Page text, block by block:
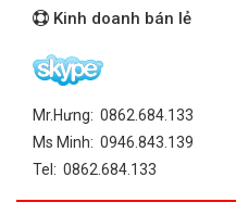
Kinh doanh bán lẻ
Mr.Hưng: 0862.684.133
Ms Minh: 0946.843.139
Tel: 0862.684.133